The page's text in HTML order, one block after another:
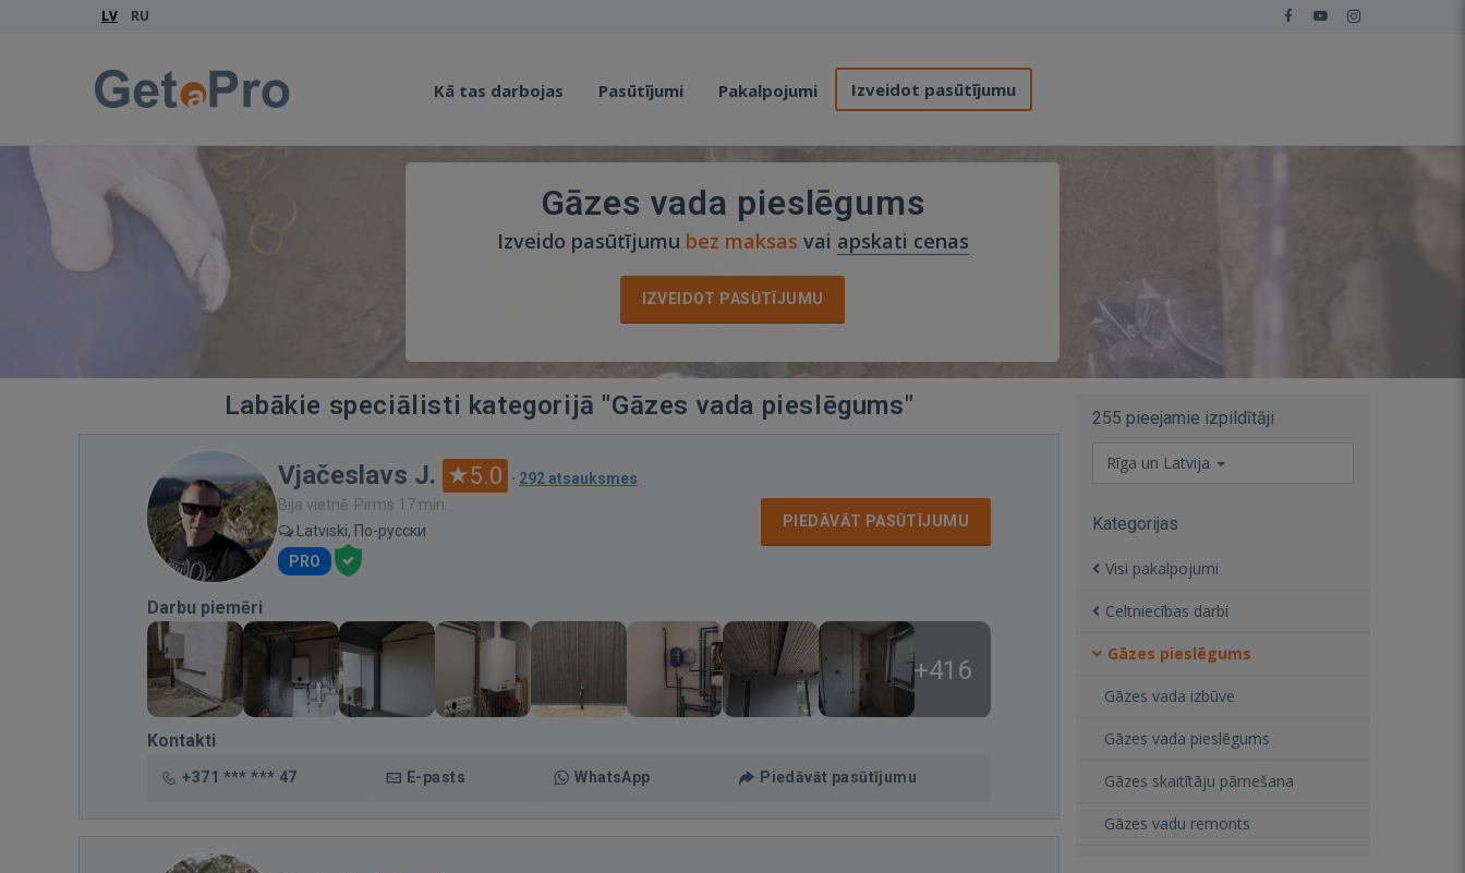
LV RU
Kā tas darbojas Pasūtījumi Pakalpojumi Izveidot pasūtījumu
Gāzes vada pieslēgums
Izveido pasūtījumu bez maksas vai apskati cenas
IZVEIDOT PASŪTĪJUMU
Labākie speciālisti kategorijā "Gāzes vada pieslēgums"
Vjačeslavs J. 5.0 · 292 atsauksmes
Bija vietnē: Pirms 17 min.
Latviski, По-русски
PRO
PIEDĀVĀT PASŪTĪJUMU
Darbu piemēri
+416
Kontakti
+371 *** *** 47 E-pasts WhatsApp Piedāvāt pasūtījumu
255 pieejamie izpildītāji
Rīga un Latvija
Kategorijas
Visi pakalpojumi
Celtniecības darbi
Gāzes pieslēgums
Gāzes vada izbūve
Gāzes vada pieslēgums
Gāzes skaitītāju pārnešana
Gāzes vadu remonts